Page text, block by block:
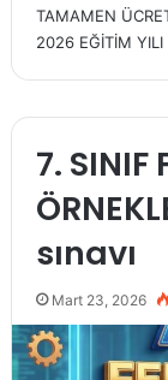
TAMAMEN
2026 EĞİTİM YILI
7. SINIF
sınavı
Mart 23, 2026